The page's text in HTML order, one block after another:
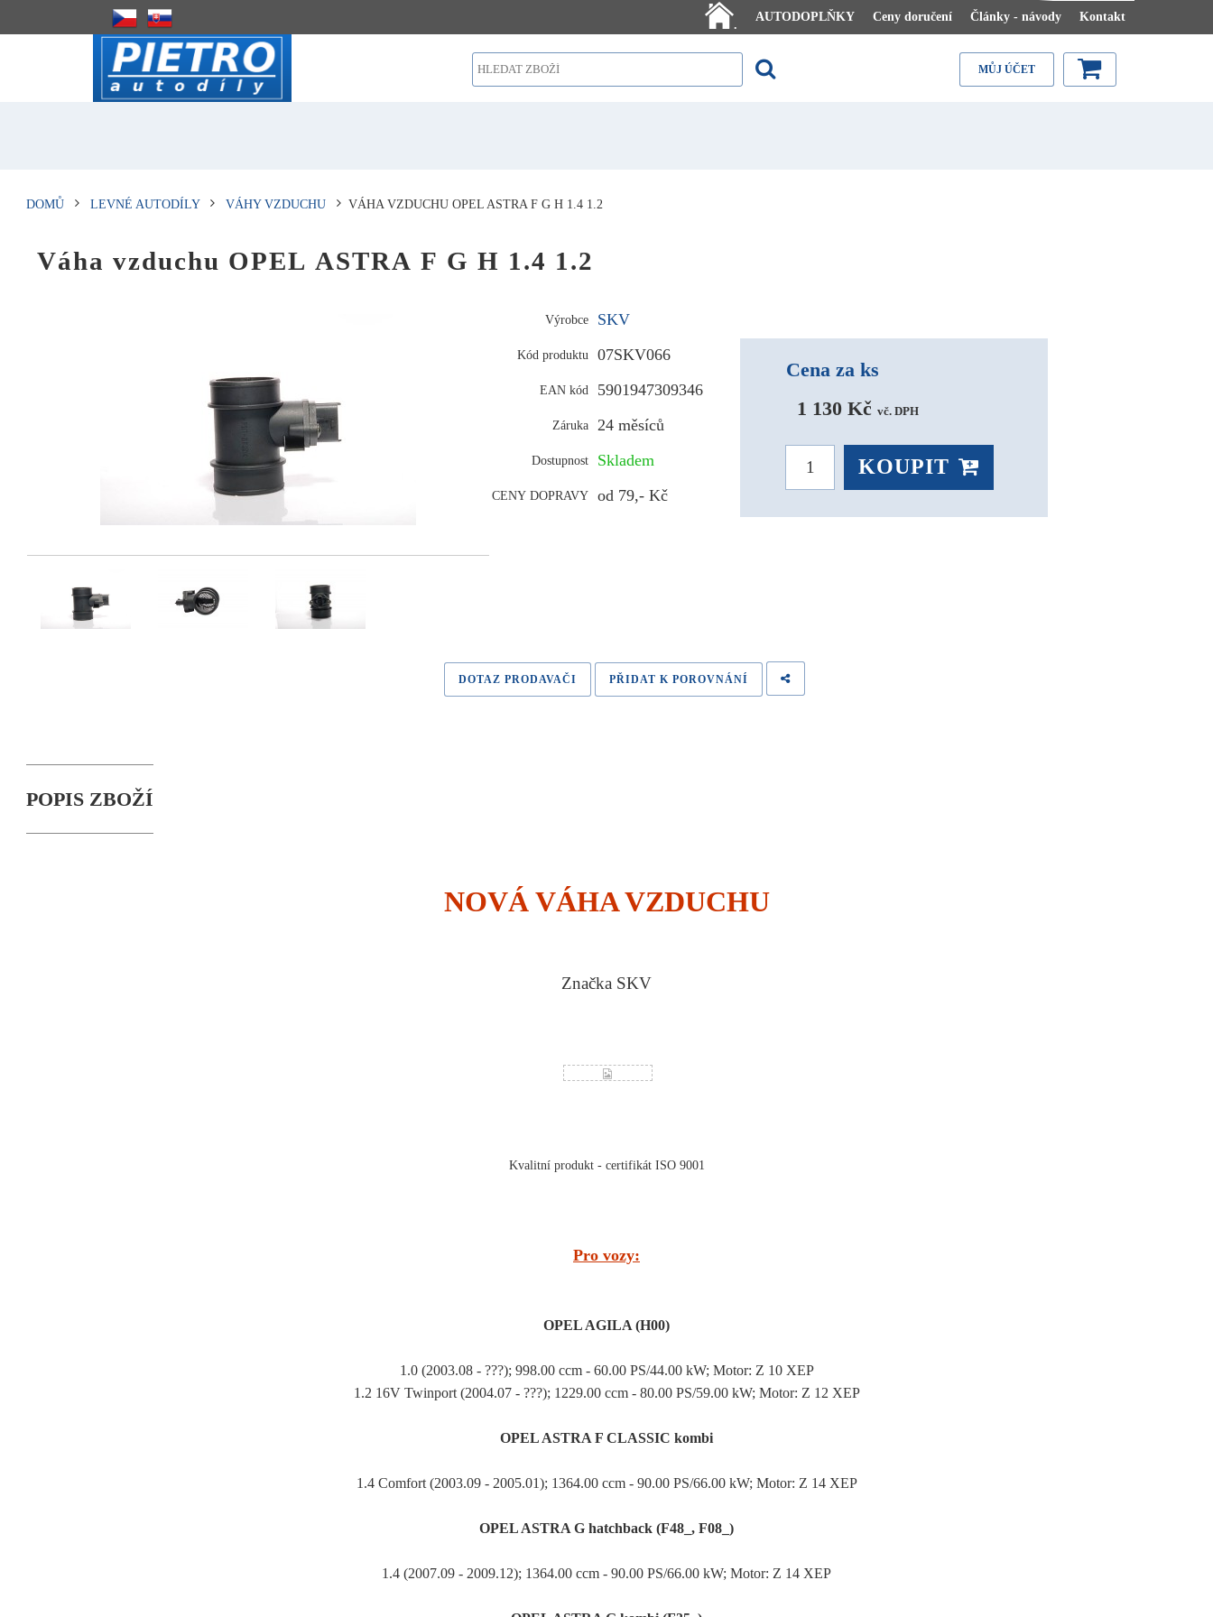
.
AUTODOPLŇKY Ceny doručení Články - návody Kontakt
MŮJ ÚČET
DOMŮ LEVNÉ AUTODÍLY VÁHY VZDUCHU VÁHA VZDUCHU OPEL ASTRA F G H 1.4 1.2
Váha vzduchu OPEL ASTRA F G H 1.4 1.2
Výrobce SKV
Kód produktu 07SKV066
EAN kód 5901947309346
Záruka 24 měsíců
Dostupnost Skladem
CENY DOPRAVY od 79,- Kč
Cena za ks
1 130 Kč vč. DPH
KOUPIT
DOTAZ PRODAVAČI PŘIDAT K POROVNÁNÍ
POPIS ZBOŽÍ
NOVÁ VÁHA VZDUCHU
Značka SKV
Kvalitní produkt - certifikát ISO 9001
Pro vozy:
OPEL AGILA (H00)
1.0 (2003.08 - ???); 998.00 ccm - 60.00 PS/44.00 kW; Motor: Z 10 XEP
1.2 16V Twinport (2004.07 - ???); 1229.00 ccm - 80.00 PS/59.00 kW; Motor: Z 12 XEP
OPEL ASTRA F CLASSIC kombi
1.4 Comfort (2003.09 - 2005.01); 1364.00 ccm - 90.00 PS/66.00 kW; Motor: Z 14 XEP
OPEL ASTRA G hatchback (F48_, F08_)
1.4 (2007.09 - 2009.12); 1364.00 ccm - 90.00 PS/66.00 kW; Motor: Z 14 XEP